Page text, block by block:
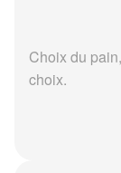
Choix du
choix.